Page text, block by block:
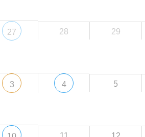
27 28 29
3 4 5